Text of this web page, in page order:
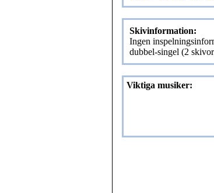
Skivinformation:
Ingen
dubbel-singel (2
Viktiga musiker: